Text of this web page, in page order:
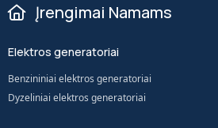
Įrengimai Namams
Elektros generatoriai
Benzininiai elektros generatoriai
Dyzeliniai elektros generatoriai